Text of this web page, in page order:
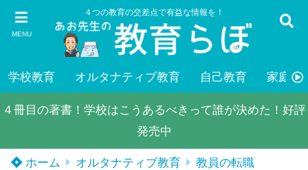
MENU
４つの教育の交差点で有益な情報を！
学校教育 オルタナティブ教育 自己教育 家庭教
４冊目の著書！学校はこうあるべきって誰が決めた！好評
発売中
ホーム オルタナティブ教育 教員の転職